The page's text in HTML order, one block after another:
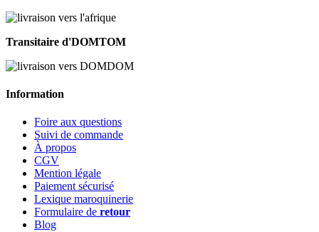
Transitaire d'DOMTOM
Information
Foire aux questions
Suivi de commande
À propos
CGV
Mention légale
Paiement sécurisé
Lexique maroquinerie
Formulaire de retour
Blog